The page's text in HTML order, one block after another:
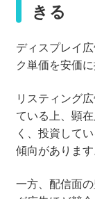
きる
ディスプレイ
ク単価を安価
リスティング
ている上、顕
く、投資して
傾向があります
一方、配信面